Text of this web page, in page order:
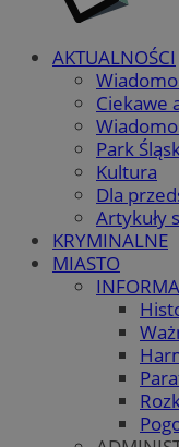
AKTUALNOŚCI
Ciekawe
Park
Kultura
Dla
Artykuły
KRYMINALNE
MIASTO